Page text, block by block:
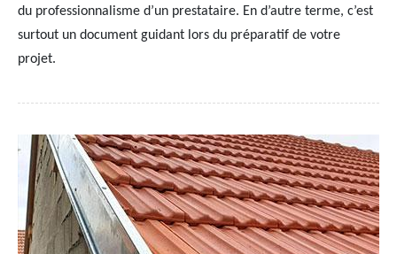
du professionnalisme d’un prestataire. En d’autre terme, c’est
surtout un document guidant lors du préparatif de votre
projet.